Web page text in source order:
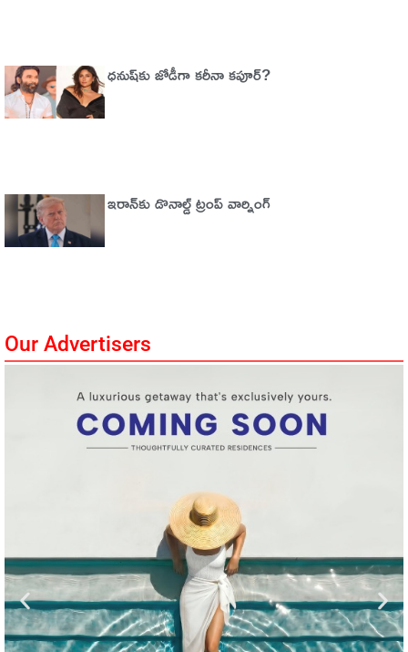
ధనుష్‌కు జోడీగా కరీనా కపూర్?
ఇరాన్‌కు డొనాల్డ్ ట్రంప్ వార్నింగ్‌
Our Advertisers